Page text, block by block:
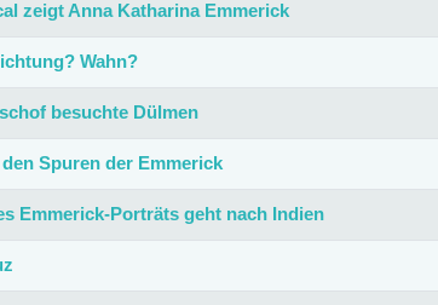
zeigt Anna Katharina Emmerick
Wahn?
besuchte Dülmen
Spuren der Emmerick
Emmerick-Porträts geht nach Indien